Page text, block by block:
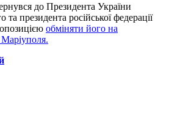
до Президента України
президента російської федерації
обміняти його на